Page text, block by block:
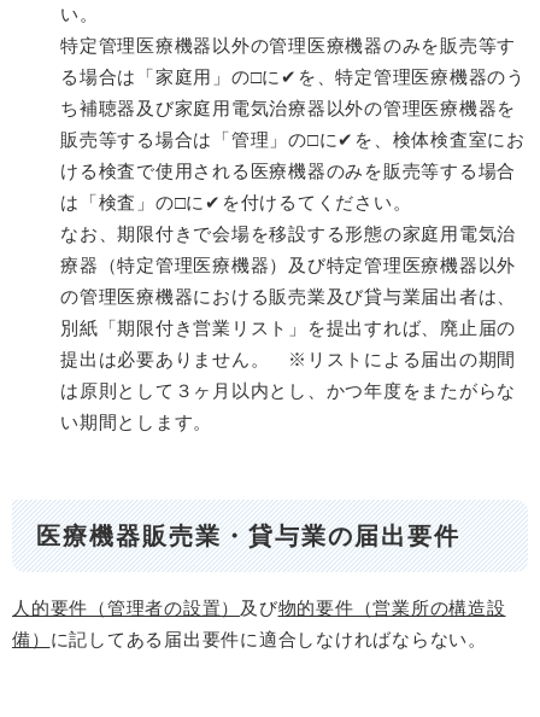
い。
特定管理医療機器以外の管理医療機器のみを販売等す
る場合は「家庭用」の□に✔を、特定管理医療機器のう
ち補聴器及び家庭用電気治療器以外の管理医療機器を
販売等する場合は「管理」の□に✔を、検体検査室にお
ける検査で使用される医療機器のみを販売等する場合
は「検査」の□に✔を付けるてください。
なお、期限付きで会場を移設する形態の家庭用電気治
療器（特定管理医療機器）及び特定管理医療機器以外
の管理医療機器における販売業及び貸与業届出者は、
別紙「期限付き営業リスト」を提出すれば、廃止届の
提出は必要ありません。 ※リストによる届出の期間
は原則として３ヶ月以内とし、かつ年度をまたがらな
い期間とします。
医療機器販売業・貸与業の届出要件
人的要件（管理者の設置） 及び物的要件（営業所の構造設
備） に記してある届出要件に適合しなければならない。